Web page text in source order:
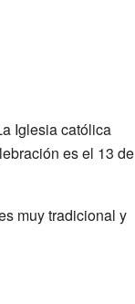
Iglesia católica
es el 13 de
muy tradicional y